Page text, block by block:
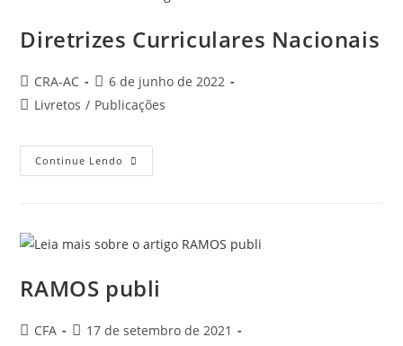
Diretrizes Curriculares Nacionais
Autor
do
CRA-AC
Post
publicado:
6 de junho de 2022
Categoria
post:
Livretos / Publicações
Continue Lendo Diretrizes
Curriculares
RAMOS publi
Autor
CFA
Post17 de setembro de 2021